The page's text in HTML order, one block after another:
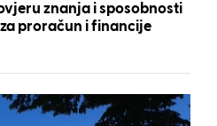
znanja i sposobnosti
proračun i financije